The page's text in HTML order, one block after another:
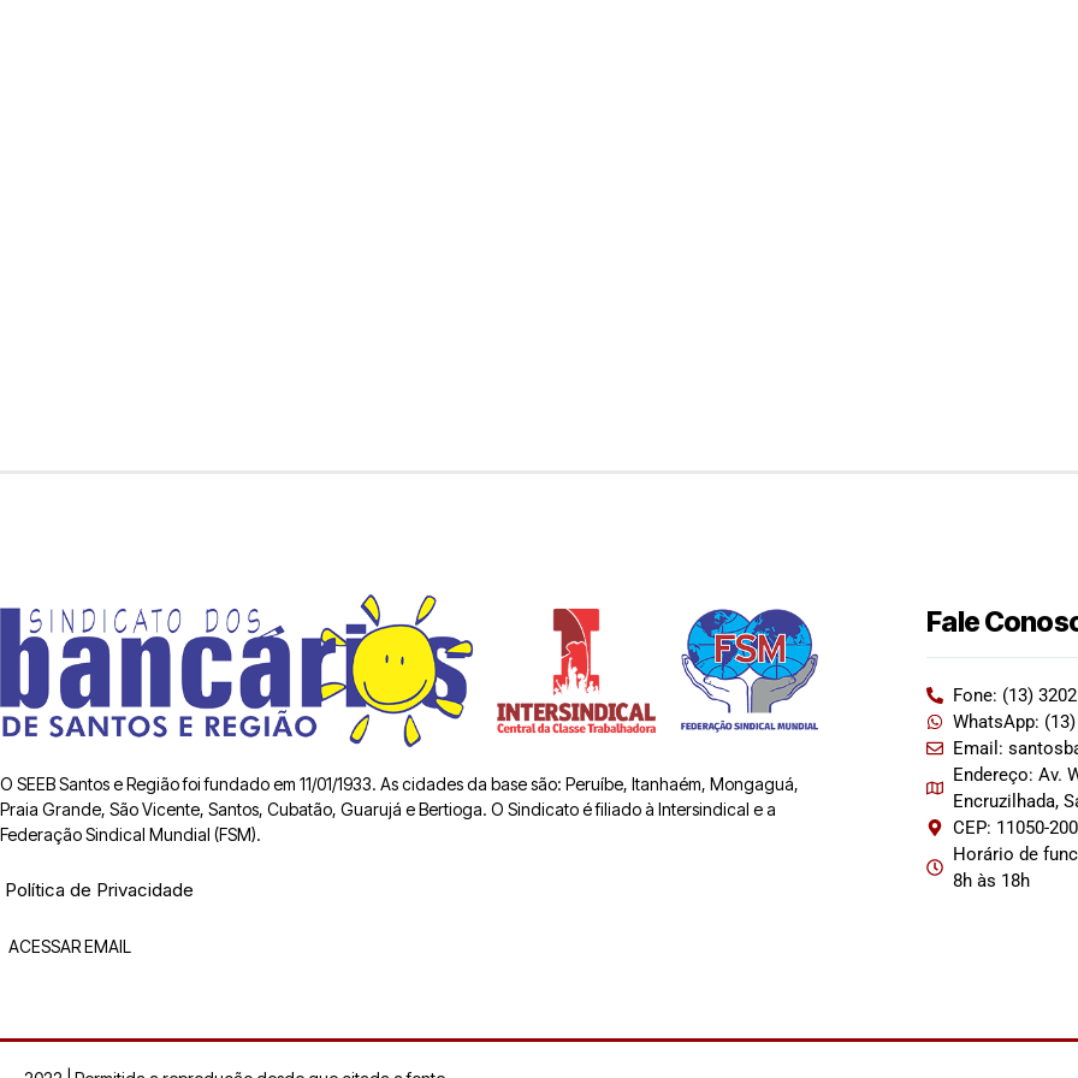
O SEEB Santos e Região foi fundado em 11/01/1933. As cidades da base são: Peruíbe, Itanhaém, Mongaguá,
Praia Grande, São Vicente, Santos, Cubatão, Guarujá e Bertioga. O Sindicato é filiado à Intersindical e a
Federação Sindical Mundial (FSM).
Política de Privacidade
ACESSAR EMAIL
Fale
Fone: (13)
WhatsApp:
Email:
Endereço: Av.
Encruzilhada,
CEP: 11050-200
Horário de
8h às 18h